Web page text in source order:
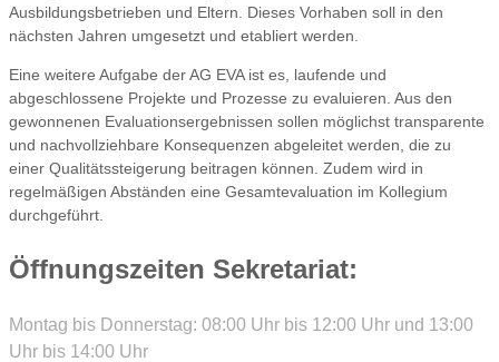
Ausbildungsbetrieben und Eltern. Dieses Vorhaben soll in den
nächsten Jahren umgesetzt und etabliert werden.
Eine weitere Aufgabe der AG EVA ist es, laufende und
abgeschlossene Projekte und Prozesse zu evaluieren. Aus den
gewonnenen Evaluationsergebnissen sollen möglichst transparente
und nachvollziehbare Konsequenzen abgeleitet werden, die zu
einer Qualitätssteigerung beitragen können. Zudem wird in
regelmäßigen Abständen eine Gesamtevaluation im Kollegium
durchgeführt.
Öffnungszeiten Sekretariat:
Montag bis Donnerstag: 08:00 Uhr bis 12:00 Uhr und 13:00
Uhr bis 14:00 Uhr